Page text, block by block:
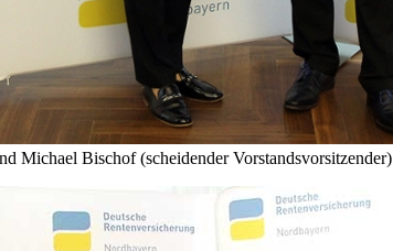
Michael Bischof (scheidender Vorstandsvorsitzender)